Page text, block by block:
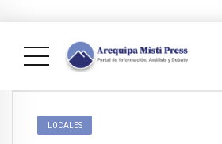
LOCALES